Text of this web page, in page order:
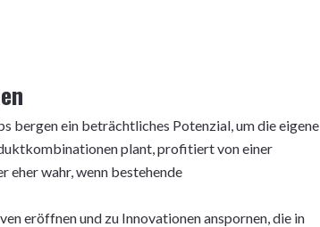
bergen ein beträchtliches Potenzial, um die eigene
plant, profitiert von einer
eher wahr, wenn bestehende
eröffnen und zu Innovationen anspornen, die in